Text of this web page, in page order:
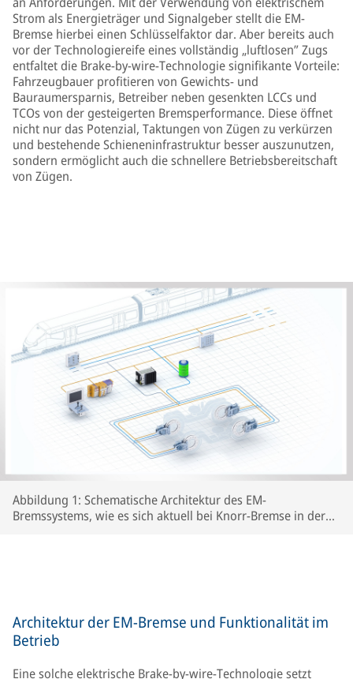
Strom als Energieträger und Signalgeber stellt die EM-
Bremse hierbei einen Schlüsselfaktor dar. Aber bereits auch
vor der Technologiereife eines vollständig „luftlosen” Zugs
entfaltet die Brake-by-wire-Technologie signifikante Vorteile:
Fahrzeugbauer profitieren von Gewichts- und
Bauraumersparnis, Betreiber neben gesenkten LCCs und
TCOs von der gesteigerten Bremsperformance. Diese öffnet
nicht nur das Potenzial, Taktungen von Zügen zu verkürzen
und bestehende Schieneninfrastruktur besser auszunutzen,
sondern ermöglicht auch die schnellere Betriebsbereitschaft
von Zügen.
Abbildung 1: Schematische Architektur des EM-
Bremssystems, wie es sich aktuell bei Knorr-Bremse in der
Architektur der EM-Bremse und Funktionalität im
Betrieb
Eine solche elektrische Brake-by-wire-Technologie setzt